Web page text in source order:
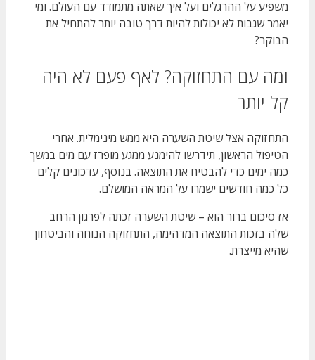
משפיע על ההרגלים ועל איך שאתה מתמודד עם העולם. ומי
יאמר שגבות לא יכולות להיות דרך טובה יותר להתחיל את
הבוקר?
ומה עם התחזוקה? לאף פעם לא היה
קל יותר
התחזוקה אצל שיטת השערה היא ממש מינימלית. אחרי
הטיפול הראשון, תידרשו להימנע ממגע מופרז עם מים במשך
כמה ימים כדי להבטיח את התוצאה. בנוסף, עדכונים קלים
כל כמה חודשים ישמרו על המראה המושלם.
אז סיכום ברור הוא – שיטת השערה זכתה לפרגון הרחב
שלה בזכות התוצאה המדהימה, התחזוקה הנוחה והביטחון
שהיא מייצרת.